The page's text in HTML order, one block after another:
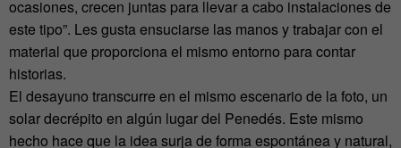
ocasiones, crecen juntas para llevar a cabo instalaciones de
este tipo”. Les gusta ensuciarse las manos y trabajar con el
material que proporciona el mismo entorno para contar
historias.
El desayuno transcurre en el mismo escenario de la foto, un
solar decrépito en algún lugar del Penedés. Este mismo
hecho hace que la idea surja de forma espontánea y natural,